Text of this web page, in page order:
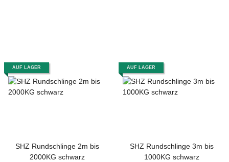
AUF LAGER
SHZ Rundschlinge 2m bis
2000KG schwarz
AUF LAGER
SHZ Rundschlinge 3m bis
1000KG schwarz